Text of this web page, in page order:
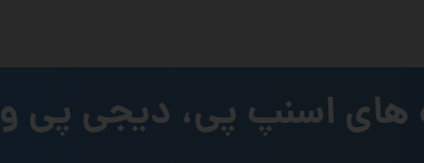
های اسنپ پی، دیجی پی